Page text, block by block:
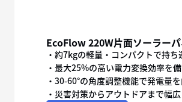
EcoFlow 220W片面ソーラー
・約7kgの軽量・コンパクトで持ち
・最大25%の高い電力変換効率を
・30-60°の角度調整機能で発電量
・災害対策からアウトドアまで幅